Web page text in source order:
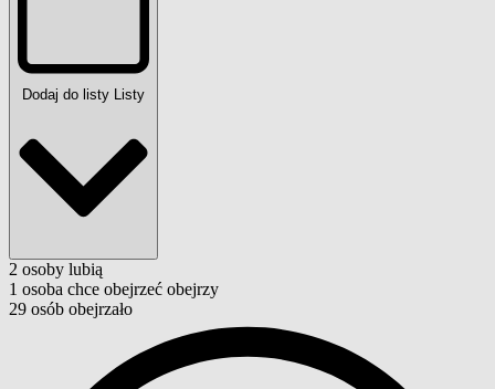
Dodaj do listy Listy
2 osoby lubią
1 osoba chce obejrzeć obejrzy
29 osób obejrzało